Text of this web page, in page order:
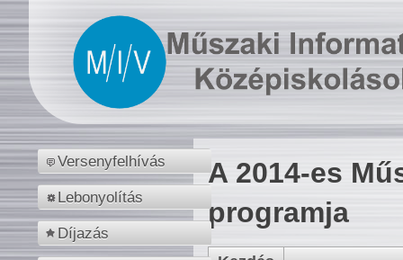
Versenyfelhívás
Lebonyolítás
Díjazás
A 2014-es
programja